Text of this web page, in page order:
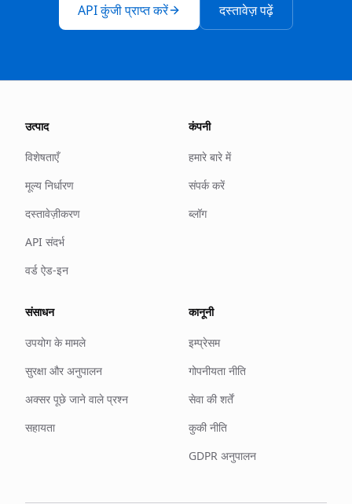
API कुंजी प्राप्त करें दस्तावेज़ पढ़ें
उत्पाद
विशेषताएँ
मूल्य निर्धारण
दस्तावेज़ीकरण
API संदर्भ
वर्ड ऐड-इन
कंपनी
हमारे बारे में
संपर्क करें
ब्लॉग
संसाधन
उपयोग के मामले
सुरक्षा और अनुपालन
अक्सर पूछे जाने वाले प्रश्न
सहायता
कानूनी
इम्प्रेसम
गोपनीयता नीति
सेवा की शर्तें
कुकी नीति
GDPR अनुपालन